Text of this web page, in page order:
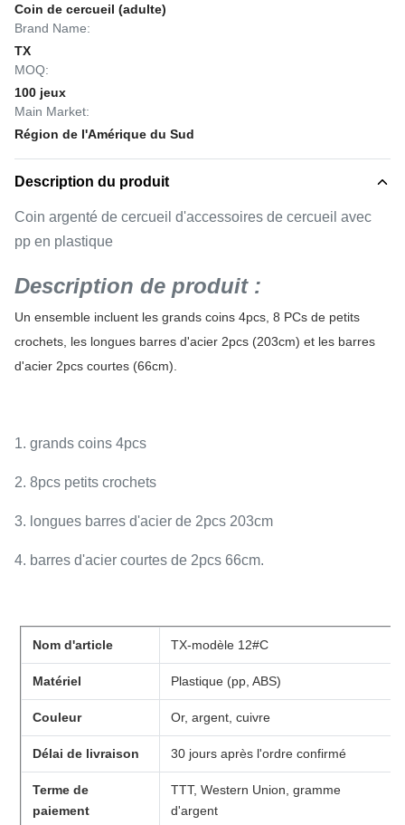
Coin de cercueil (adulte)
Brand Name:
TX
MOQ:
100 jeux
Main Market:
Région de l'Amérique du Sud
Description du produit
Coin argenté de cercueil d'accessoires de cercueil avec
pp en plastique
Description de produit :
Un ensemble incluent les grands coins 4pcs, 8 PCs de petits
crochets, les longues barres d'acier 2pcs (203cm) et les barres
d'acier 2pcs courtes (66cm).
1. grands coins 4pcs
2. 8pcs petits crochets
3. longues barres d'acier de 2pcs 203cm
4. barres d'acier courtes de 2pcs 66cm.
Nom d'article TX-modèle 12#C
Matériel Plastique (pp, ABS)
Couleur Or, argent, cuivre
Délai de livraison 30 jours après l'ordre confirmé
Terme de
paiement
TTT, Western Union, gramme
d'argent